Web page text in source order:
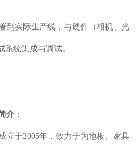
到实际生产线，与硬件（相机、光
系统集成与调试。
介 ：
⽴于2005年，致⼒于为地板、家具